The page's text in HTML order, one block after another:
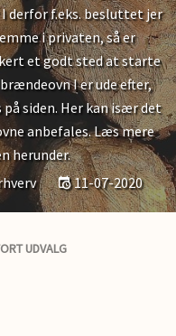
derfor f.eks. besluttet jer
i privaten, så er
et godt sted at starte
I er ude efter,
siden. Her kan især det
anbefales. Læs mere
herunder.
11-07-2020
UDVALG